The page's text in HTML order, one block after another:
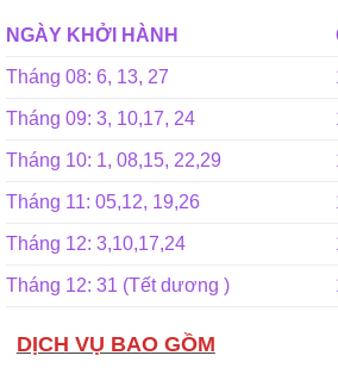
NGÀY KHỞI HÀNH
Tháng 08: 6, 13, 27
Tháng 09: 3, 10,17, 24
Tháng 10: 1, 08,15, 22,29
Tháng 11: 05,12, 19,26
Tháng 12: 3,10,17,24
Tháng 12: 31 (Tết dương )
DỊCH VỤ BAO GỒM